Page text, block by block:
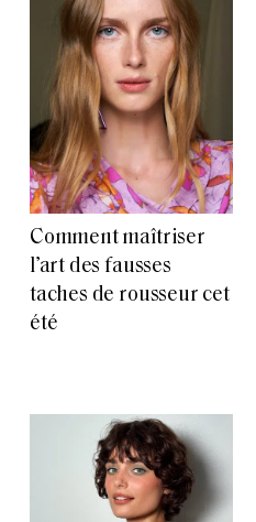
Comment maîtriser
l’art des fausses
taches de rousseur cet
été